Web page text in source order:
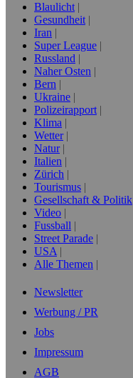
Blaulicht
Gesundheit
Iran
Super League
Russland
Naher Osten
Bern
Ukraine
Polizeirapport
Klima
Wetter
Natur
Italien
Zürich
Tourismus
Gesellschaft & Politik
Video
Fussball
Street Parade
USA
Alle Themen
Newsletter
Werbung / PR
Jobs
Impressum
AGB